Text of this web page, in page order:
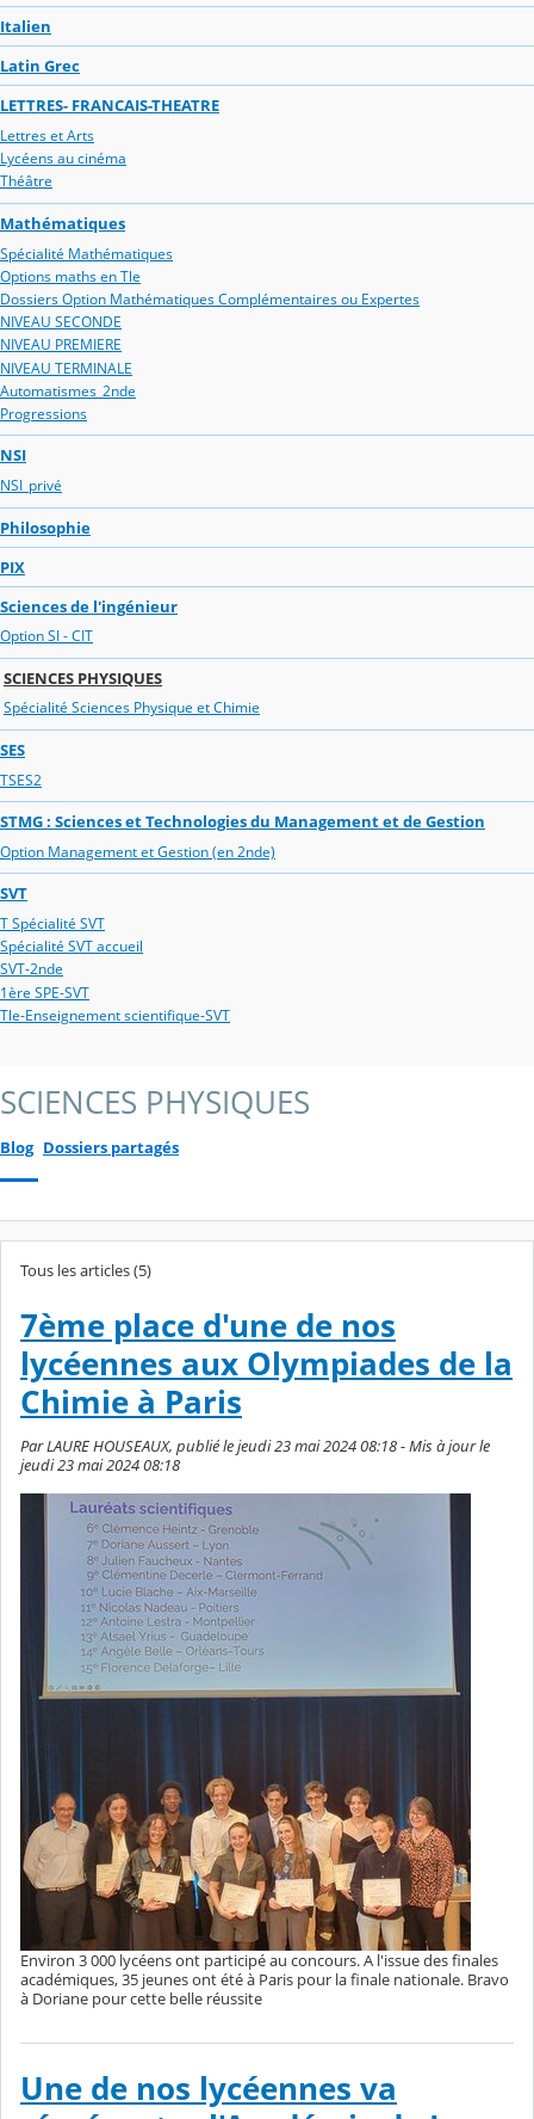
Italien
Latin Grec
LETTRES- FRANCAIS-THEATRE
Lettres et Arts
Lycéens au cinéma
Théâtre
Mathématiques
Spécialité Mathématiques
Options maths en Tle
Dossiers Option Mathématiques Complémentaires ou Expertes
NIVEAU SECONDE
NIVEAU PREMIERE
NIVEAU TERMINALE
Automatismes_2nde
Progressions
NSI
NSI_privé
Philosophie
PIX
Sciences de l'ingénieur
Option SI - CIT
SCIENCES PHYSIQUES
Spécialité Sciences Physique et Chimie
SES
TSES2
STMG : Sciences et Technologies du Management et de Gestion
Option Management et Gestion (en 2nde)
SVT
T Spécialité SVT
Spécialité SVT accueil
SVT-2nde
1ère SPE-SVT
Tle-Enseignement scientifique-SVT
SCIENCES PHYSIQUES
Blog Dossiers partagés
Tous les articles (5)
7ème place d'une de nos
lycéennes aux Olympiades de la
Chimie à Paris
Par LAURE HOUSEAUX, publié le jeudi 23 mai 2024 08:18 - Mis à jour le
jeudi 23 mai 2024 08:18
Environ 3 000 lycéens ont participé au concours. A l'issue des finales
académiques, 35 jeunes ont été à Paris pour la finale nationale. Bravo
à Doriane pour cette belle réussite
Une de nos lycéennes va